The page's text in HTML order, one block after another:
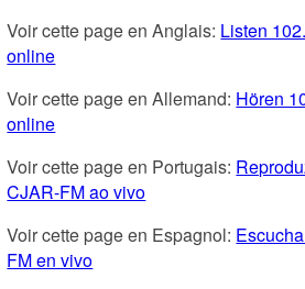
Voir cette page en Anglais: Listen
online
Voir cette page en Allemand: Hören
online
Voir cette page en Portugais:
CJAR-FM ao vivo
Voir cette page en Espagnol:
FM en vivo